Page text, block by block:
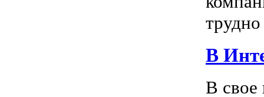
В
В свое